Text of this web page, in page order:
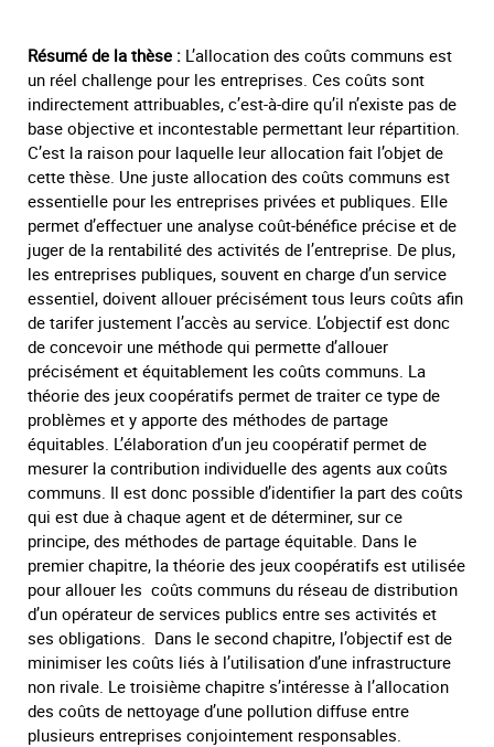
Résumé de la thèse : L’allocation des coûts communs est
un réel challenge pour les entreprises. Ces coûts sont
indirectement attribuables, c’est-à-dire qu’il n’existe pas de
base objective et incontestable permettant leur répartition.
C’est la raison pour laquelle leur allocation fait l’objet de
cette thèse. Une juste allocation des coûts communs est
essentielle pour les entreprises privées et publiques. Elle
permet d’effectuer une analyse coût-bénéfice précise et de
juger de la rentabilité des activités de l’entreprise. De plus,
les entreprises publiques, souvent en charge d’un service
essentiel, doivent allouer précisément tous leurs coûts afin
de tarifer justement l’accès au service. L’objectif est donc
de concevoir une méthode qui permette d’allouer
précisément et équitablement les coûts communs. La
théorie des jeux coopératifs permet de traiter ce type de
problèmes et y apporte des méthodes de partage
équitables. L’élaboration d’un jeu coopératif permet de
mesurer la contribution individuelle des agents aux coûts
communs. Il est donc possible d’identifier la part des coûts
qui est due à chaque agent et de déterminer, sur ce
principe, des méthodes de partage équitable. Dans le
premier chapitre, la théorie des jeux coopératifs est utilisée
pour allouer les coûts communs du réseau de distribution
d’un opérateur de services publics entre ses activités et
ses obligations. Dans le second chapitre, l’objectif est de
minimiser les coûts liés à l’utilisation d’une infrastructure
non rivale. Le troisième chapitre s’intéresse à l’allocation
des coûts de nettoyage d’une pollution diffuse entre
plusieurs entreprises conjointement responsables.